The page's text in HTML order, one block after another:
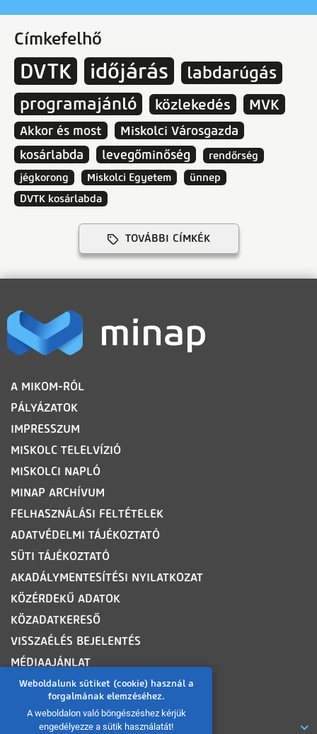
Weboldalunk sütiket (cookie) használ a
forgalmának elemzéséhez.
A weboldalon való böngészéshez kérjük
engedélyezze a sütik használatát!
Címkefelhő
DVTK időjárás
labdarúgás
programajánló
közlekedés MVK
Akkor és most
Miskolci Városgazda
kosárlabda
levegőminőség
rendőrség
jégkorong
Miskolci Egyetem
ünnep
DVTK kosárlabda
TOVÁBBI CÍMKÉK
LÁBLÉC
A MIKOM-RÓL
PÁLYÁZATOK
IMPRESSZUM
MISKOLC TELELVÍZIÓ
MISKOLCI NAPLÓ
MINAP ARCHÍVUM
FELHASZNÁLÁSI FELTÉTELEK
ADATVÉDELMI TÁJÉKOZTATÓ
SÜTI TÁJÉKOZTATÓ
AKADÁLYMENTESÍTÉSI NYILATKOZAT
KÖZÉRDEKŰ ADATOK
KÖZADATKERESŐ
VISSZAÉLÉS BEJELENTÉS
MÉDIAAJÁNLAT
OLDALTÉRKÉP
ROVATOK